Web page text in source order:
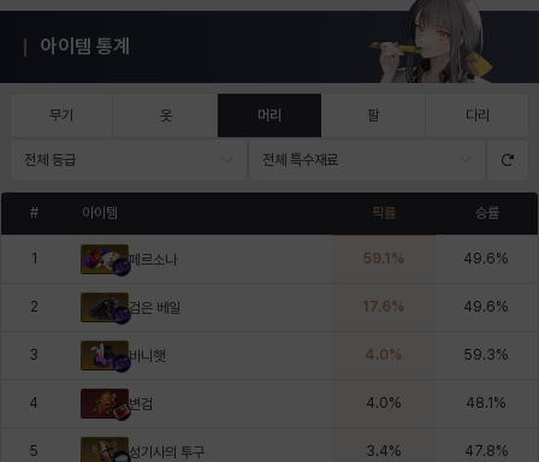
아이템 통계
무기 옷 머리 팔 다리
전체 등급 전체 특수재료
# 아이템 픽률 승률
1 페르소나 59.1 % 49.6%
2 검은 베일 17.6% 49.6%
3 바니햇 4.0% 59.3%
4 변검 4.0% 48.1 %
5 성기사의 투구 3.4% 47.8%